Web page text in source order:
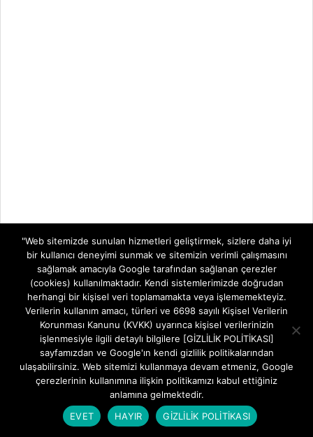
"Web sitemizde sunulan hizmetleri geliştirmek, sizlere daha iyi
bir kullanıcı deneyimi sunmak ve sitemizin verimli çalışmasını
sağlamak amacıyla Google tarafından sağlanan çerezler
(cookies) kullanılmaktadır. Kendi sistemlerimizde doğrudan
herhangi bir kişisel veri toplamamakta veya işlememekteyiz.
Verilerin kullanım amacı, türleri ve 6698 sayılı Kişisel Verilerin
Korunması Kanunu (KVKK) uyarınca kişisel verilerinizin
işlenmesiyle ilgili detaylı bilgilere [GİZLİLİK POLİTİKASI]
sayfamızdan ve Google'ın kendi gizlilik politikalarından
ulaşabilirsiniz. Web sitemizi kullanmaya devam etmeniz, Google
çerezlerinin kullanımına ilişkin politikamızı kabul ettiğiniz
anlamına gelmektedir.
EVET
HAYIR GİZLİLİK POLİTİKASI